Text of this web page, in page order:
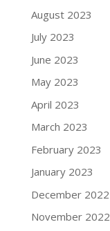
August 2023
July 2023
June 2023
May 2023
April 2023
March 2023
February 2023
January 2023
December 2022
November 2022